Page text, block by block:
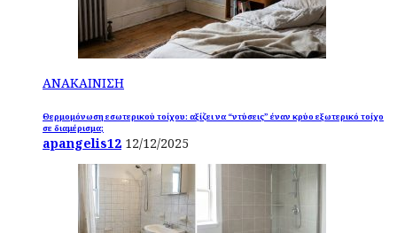
ΑΝΑΚΑΙΝΙΣΗ
Θερμομόνωση εσωτερικού τοίχου: αξίζει να “ντύσεις” έναν κρύο εξωτερικό τοίχο
σε διαμέρισμα;
apangelis12 12/12/2025